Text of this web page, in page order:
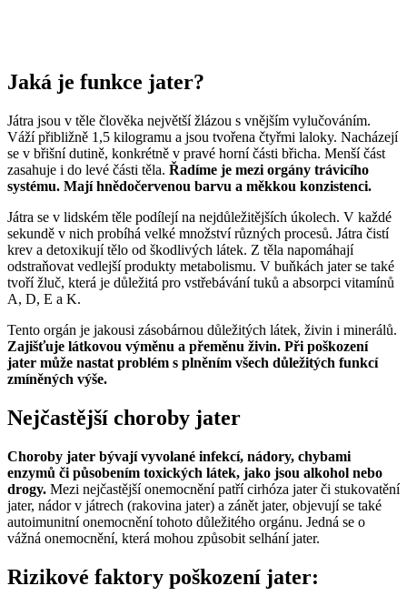
Jaká je funkce jater?
Játra jsou v těle člověka největší žlázou s vnějším vylučováním.
Váží přibližně 1,5 kilogramu a jsou tvořena čtyřmi laloky. Nacházejí
se v břišní dutině, konkrétně v pravé horní části břicha. Menší část
zasahuje i do levé části těla. Řadíme je mezi orgány trávicího
systému. Mají hnědočervenou barvu a měkkou konzistenci.
Játra se v lidském těle podílejí na nejdůležitějších úkolech. V každé
sekundě v nich probíhá velké množství různých procesů. Játra čistí
krev a detoxikují tělo od škodlivých látek. Z těla napomáhají
odstraňovat vedlejší produkty metabolismu. V buňkách jater se také
tvoří žluč, která je důležitá pro vstřebávání tuků a absorpci vitamínů
A, D, E a K.
Tento orgán je jakousi zásobárnou důležitých látek, živin i minerálů.
Zajišťuje látkovou výměnu a přeměnu živin. Při poškození
jater může nastat problém s plněním všech důležitých funkcí
zmíněných výše.
Nejčastější choroby jater
Choroby jater bývají vyvolané infekcí, nádory, chybami
enzymů či působením toxických látek, jako jsou alkohol nebo
drogy. Mezi nejčastější onemocnění patří cirhóza jater či stukovatění
jater, nádor v játrech (rakovina jater) a zánět jater, objevují se také
autoimunitní onemocnění tohoto důležitého orgánu. Jedná se o
vážná onemocnění, která mohou způsobit selhání jater.
Rizikové faktory poškození jater: